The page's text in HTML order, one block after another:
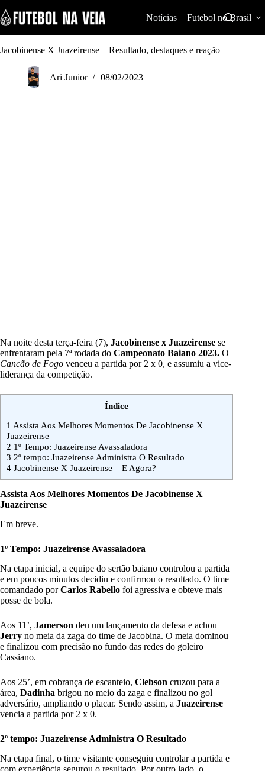
k
i
p
t
Notícias Futebol no Brasil
Jacobinense X Juazeirense – Resultado, destaques e reação
Ari Junior 08/02/2023
Na noite desta terça-feira (7), Jacobinense x Juazeirense se
enfrentaram pela 7ª rodada do Campeonato Baiano 2023. O
Cancão de Fogo venceu a partida por 2 x 0, e assumiu a vice-
liderança da competição.
Índice
1 Assista Aos Melhores Momentos De Jacobinense X
Juazeirense
2 1º Tempo: Juazeirense Avassaladora
3 2º tempo: Juazeirense Administra O Resultado
4 Jacobinense X Juazeirense – E Agora?
Assista Aos Melhores Momentos De Jacobinense X
Juazeirense
Em breve.
1º Tempo: Juazeirense Avassaladora
Na etapa inicial, a equipe do sertão baiano controlou a partida
e em poucos minutos decidiu e confirmou o resultado. O time
comandado porCarlos Rabello foi agressiva e obteve mais
posse de bola.
Aos 11’, Jamerson deu um lançamento da defesa e achou
Jerry no meia da zaga do time de Jacobina. O meia dominou
e finalizou com precisão no fundo das redes do goleiro
Cassiano.
Aos 25’, em cobrança de escanteio, Clebson cruzou para a
área, Dadinha brigou no meio da zaga e finalizou no gol
adversário, ampliando o placar. Sendo assim, a Juazeirense
vencia a partida por 2 x 0.
2º tempo: Juazeirense Administra O Resultado
Na etapa final, o time visitante conseguiu controlar a partida e
com experiência segurou o resultado. Por outro lado, o